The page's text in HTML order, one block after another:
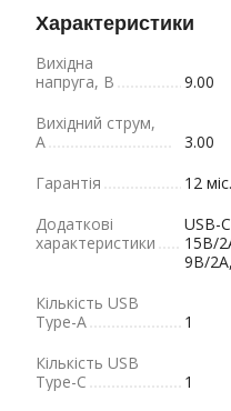
Характеристики
Вихідна
напруга, В
9.00
Вихідний струм,
А
3.00
Гарантія
12 міс.
Додаткові
характеристики
USB-
15В/
9В/
Кількість USB
Type-A
1
Кількість USB
Type-С
1